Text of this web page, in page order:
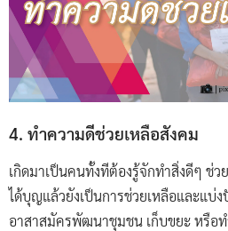
4. ทำความดีช่วยเหลือสังคม
เกิดมาเป็นคนทั้งทีต้องรู้จักทำสิ่งดีๆ ช่ว
ได้บุญแล้วยังเป็นการช่วยเหลือและแบ่
อาสาสมัครพัฒนาชุมชน เก็บขยะ หรือ